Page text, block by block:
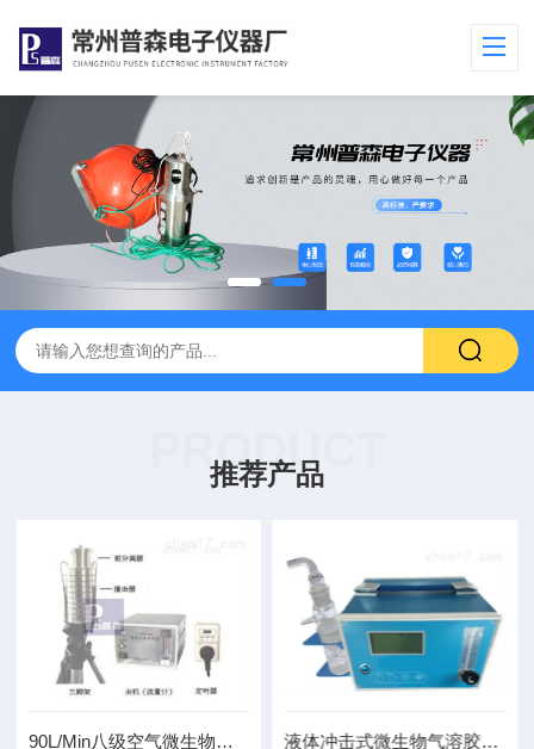
PRODUCT
推荐产品
90L/Min八级空气微生物采样器 液体冲击式微生物气溶胶采样器